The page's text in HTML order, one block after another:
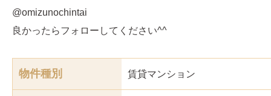
@omizunochintai
良かったらフォローしてください^^
物件種別 賃貸マンション